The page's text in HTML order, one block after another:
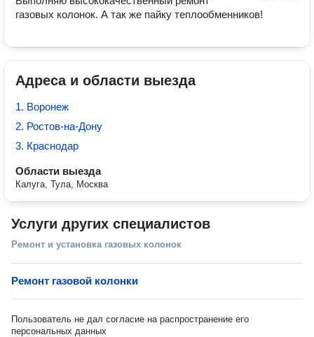
газовых колонок. А так же пайку теплообменников!
Адреса и области выезда
1. Воронеж
2. Ростов-на-Дону
3. Краснодар
Области выезда
Калуга, Тула, Москва
Услуги других специалистов
Ремонт и установка газовых колонок
Ремонт газовой колонки
Пользователь не дал согласие на распространение его
персональных данных